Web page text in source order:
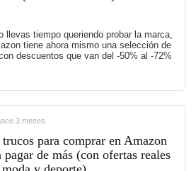
tiempo queriendo probar la marca,
tiene ahora mismo una selección de
descuentos que van del -50% al -72%
3 meses
trucos para comprar en Amazon
pagar de más (con ofertas reales